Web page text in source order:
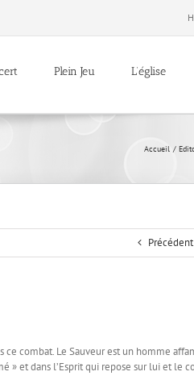
Plein Jeu L’église
Accueil
Précédent
combat. Le Sauveur est un homme
» et dans l’Esprit qui repose sur lui et le